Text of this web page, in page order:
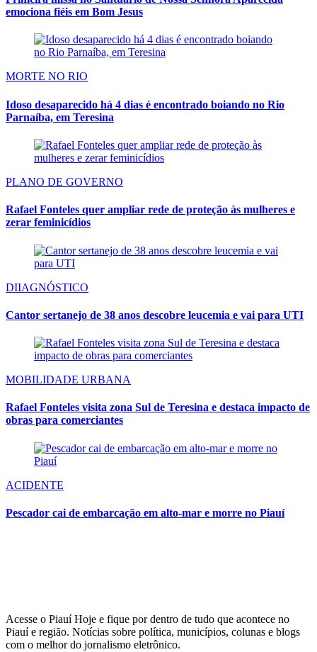
emociona fiéis em Bom Jesus
MORTE NO RIO
Idoso desaparecido há 4 dias é encontrado boiando no Rio
Parnaíba, em Teresina
PLANO DE GOVERNO
Rafael Fonteles quer ampliar rede de proteção às mulheres e
zerar feminicídios
DIIAGNÓSTICO
Cantor sertanejo de 38 anos descobre leucemia e vai para UTI
MOBILIDADE URBANA
Rafael Fonteles visita zona Sul de Teresina e destaca impacto de
obras para comerciantes
ACIDENTE
Pescador cai de embarcação em alto-mar e morre no Piauí
Acesse o Piauí Hoje e fique por dentro de tudo que acontece no
Piauí e região. Notícias sobre política, municípios, colunas e blogs
com o melhor do jornalismo eletrônico.